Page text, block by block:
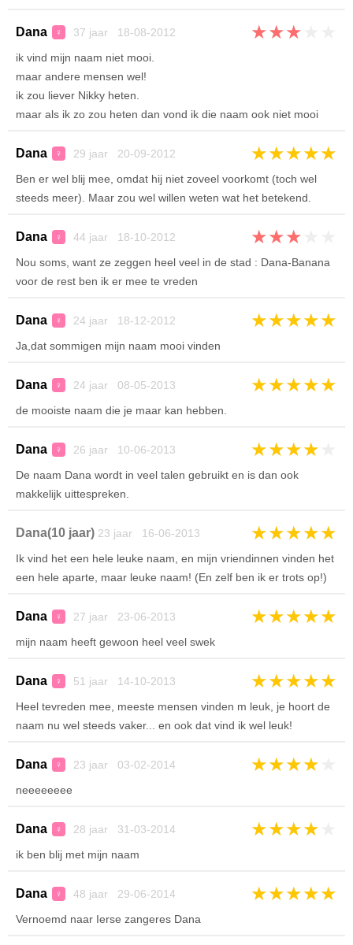
Dana ♀ 37 jaar 18-08-2012 ★★★
ik vind mijn naam niet mooi.
maar andere mensen wel!
ik zou liever Nikky heten.
maar als ik zo zou heten dan vond ik die naam ook niet mooi
Dana ♀ 29 jaar 20-09-2012 ★★★★★
Ben er wel blij mee, omdat hij niet zoveel voorkomt (toch wel
steeds meer). Maar zou wel willen weten wat het betekend.
Dana ♀ 44 jaar 18-10-2012 ★★★
Nou soms, want ze zeggen heel veel in de stad : Dana-Banana
voor de rest ben ik er mee te vreden
Dana ♀ 24 jaar 18-12-2012 ★★★★★
Ja,dat sommigen mijn naam mooi vinden
Dana ♀ 24 jaar 08-05-2013 ★★★★★
de mooiste naam die je maar kan hebben.
Dana ♀ 26 jaar 10-06-2013 ★★★★
De naam Dana wordt in veel talen gebruikt en is dan ook
makkelijk uittespreken.
Dana(10 jaar) 23 jaar 16-06-2013 ★★★★★
Ik vind het een hele leuke naam, en mijn vriendinnen vinden het
een hele aparte, maar leuke naam! (En zelf ben ik er trots op!)
Dana ♀ 27 jaar 23-06-2013 ★★★★★
mijn naam heeft gewoon heel veel swek
Dana ♀ 51 jaar 14-10-2013 ★★★★★
Heel tevreden mee, meeste mensen vinden m leuk, je hoort de
naam nu wel steeds vaker... en ook dat vind ik wel leuk!
Dana ♀ 23 jaar 03-02-2014 ★★★★
neeeeeeee
Dana ♀ 28 jaar 31-03-2014 ★★★★
ik ben blij met mijn naam
Dana ♀ 48 jaar 29-06-2014 ★★★★★
Vernoemd naar Ierse zangeres Dana